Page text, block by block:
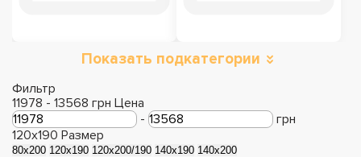
Полуторные
кровати с матрасом
Показать подкатегории
Фильтр
11978 - 13568 грн Цена
-
грн
120x190 Размер
80x200 120x190 120x200/190 140x190 140x200